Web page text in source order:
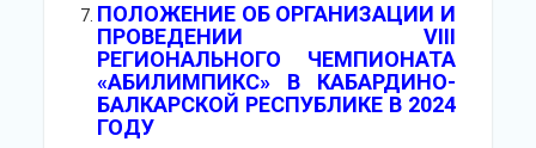
ПОЛОЖЕНИЕ ОБ ОРГАНИЗАЦИИ И
ПРОВЕДЕНИИ VIII
РЕГИОНАЛЬНОГО ЧЕМПИОНАТА
«АБИЛИМПИКС» В КАБАРДИНО-
БАЛКАРСКОЙ РЕСПУБЛИКЕ В 2024
ГОДУ